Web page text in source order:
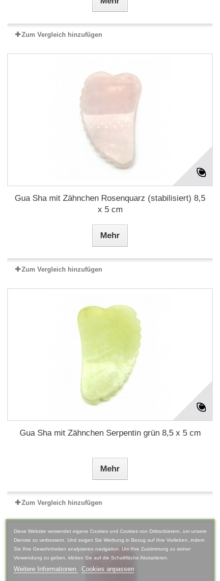
Zum Vergleich hinzufügen
Gua Sha mit Zähnchen Rosenquarz (stabilisiert) 8,5
x 5 cm
Mehr
Zum Vergleich hinzufügen
Gua Sha mit Zähnchen Serpentin grün 8,5 x 5 cm
Mehr
Zum Vergleich hinzufügen
Diese Website verwendet eigene Cookies und Cookies von Drittanbietern, um unsere
Dienste zu verbessern. Und zeigen Sie Werbung in Bezug auf Ihre Vorlieben, indem
Sie Ihre Gewohnheiten analysieren navigation. Um Ihre Zustimmung zu seiner
Verwendung zu geben, klicken Sie auf die Schaltfläche Akzeptieren.
Weitere Informationen Cookies anpassen